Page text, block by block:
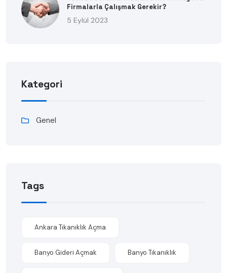
Firmalarla Çalışmak Gerekir?
5 Eylül 2023
Kategori
Genel
Tags
Ankara Tıkanıklık Açma
Banyo Gideri Açmak Banyo Tıkanıklık